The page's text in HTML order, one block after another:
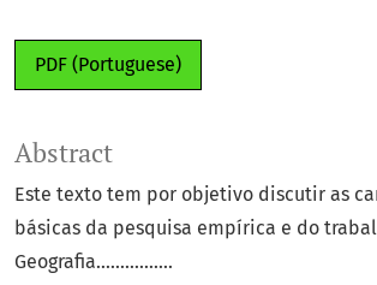
PDF (Portuguese)
Abstract
Este texto tem por objetivo discutir as
básicas da pesquisa empírica e do
Geografia................